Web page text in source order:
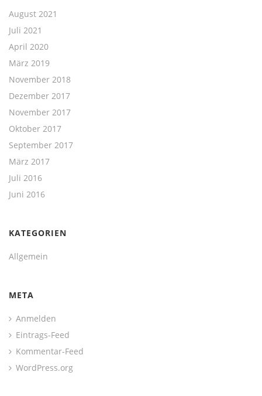
August 2021
Juli 2021
April 2020
März 2019
November 2018
Dezember 2017
November 2017
Oktober 2017
September 2017
März 2017
Juli 2016
Juni 2016
KATEGORIEN
Allgemein
META
Anmelden
Eintrags-Feed
Kommentar-Feed
WordPress.org